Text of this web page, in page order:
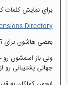
برای نمایش کلمات
Directory
بعضی هاشون برای 1.5 جواب میده مثل show tage clod
جهانی پشتیبانی رو از 1.5 برداشه